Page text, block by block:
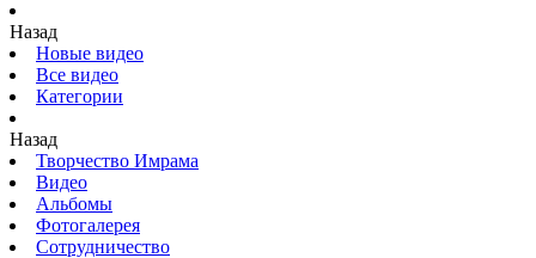
Назад
Новые видео
Все видео
Категории
Назад
Творчество Имрама
Видео
Альбомы
Фотогалерея
Сотрудничество